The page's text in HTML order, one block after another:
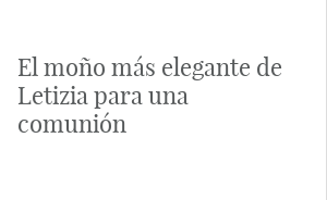
El moño más elegante de
Letizia para una
comunión